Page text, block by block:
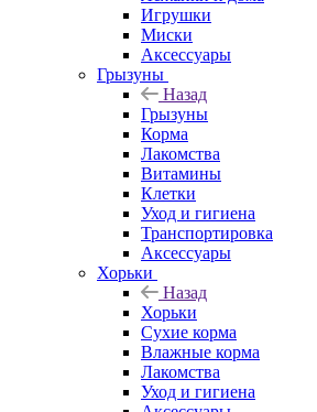
Игрушки
Миски
Аксессуары
Грызуны
Назад
Грызуны
Корма
Лакомства
Витамины
Клетки
Уход и гигиена
Транспортировка
Аксессуары
Хорьки
Назад
Хорьки
Сухие корма
Влажные корма
Лакомства
Уход и гигиена